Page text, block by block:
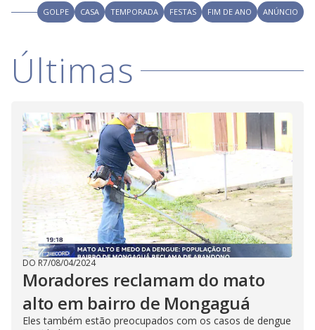
e
o
GOLPE CASA TEMPORADA FESTAS FIM DE ANO ANÚNCIO
Últimas
DO R7/08/04/2024
Moradores reclamam do mato
alto em bairro de Mongaguá
Eles também estão preocupados com os casos de dengue